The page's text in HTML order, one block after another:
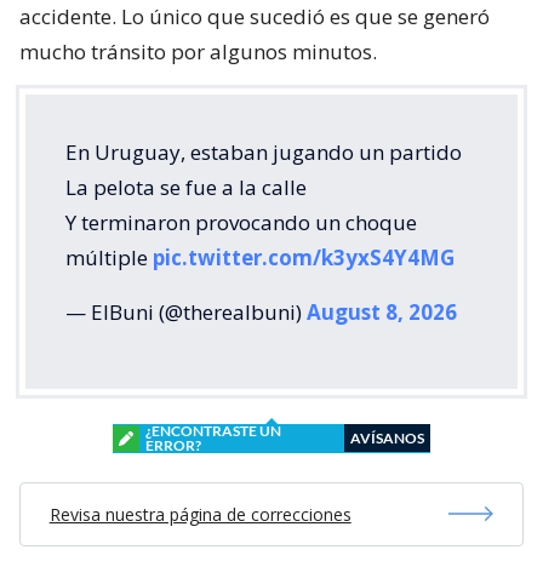
accidente. Lo único que sucedió es que se generó
mucho tránsito por algunos minutos.
En Uruguay, estaban jugando un partido
La pelota se fue a la calle
Y terminaron provocando un choque
múltiple pic.twitter.com/k3yxS4Y4MG
— ElBuni (@therealbuni)August 8, 2026
¿ENCONTRASTE UN
ERROR?
AVÍSANOS
Revisa nuestra página de correcciones